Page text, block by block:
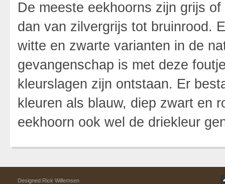
De meeste eekhoorns zijn grijs
dan van zilvergrijs tot bruinrood.
witte en zwarte varianten in de
gevangenschap is met deze
kleurslagen zijn ontstaan. Er
kleuren als blauw, diep zwart en
eekhoorn ook wel de driekleur
Designed Rick Willemsen